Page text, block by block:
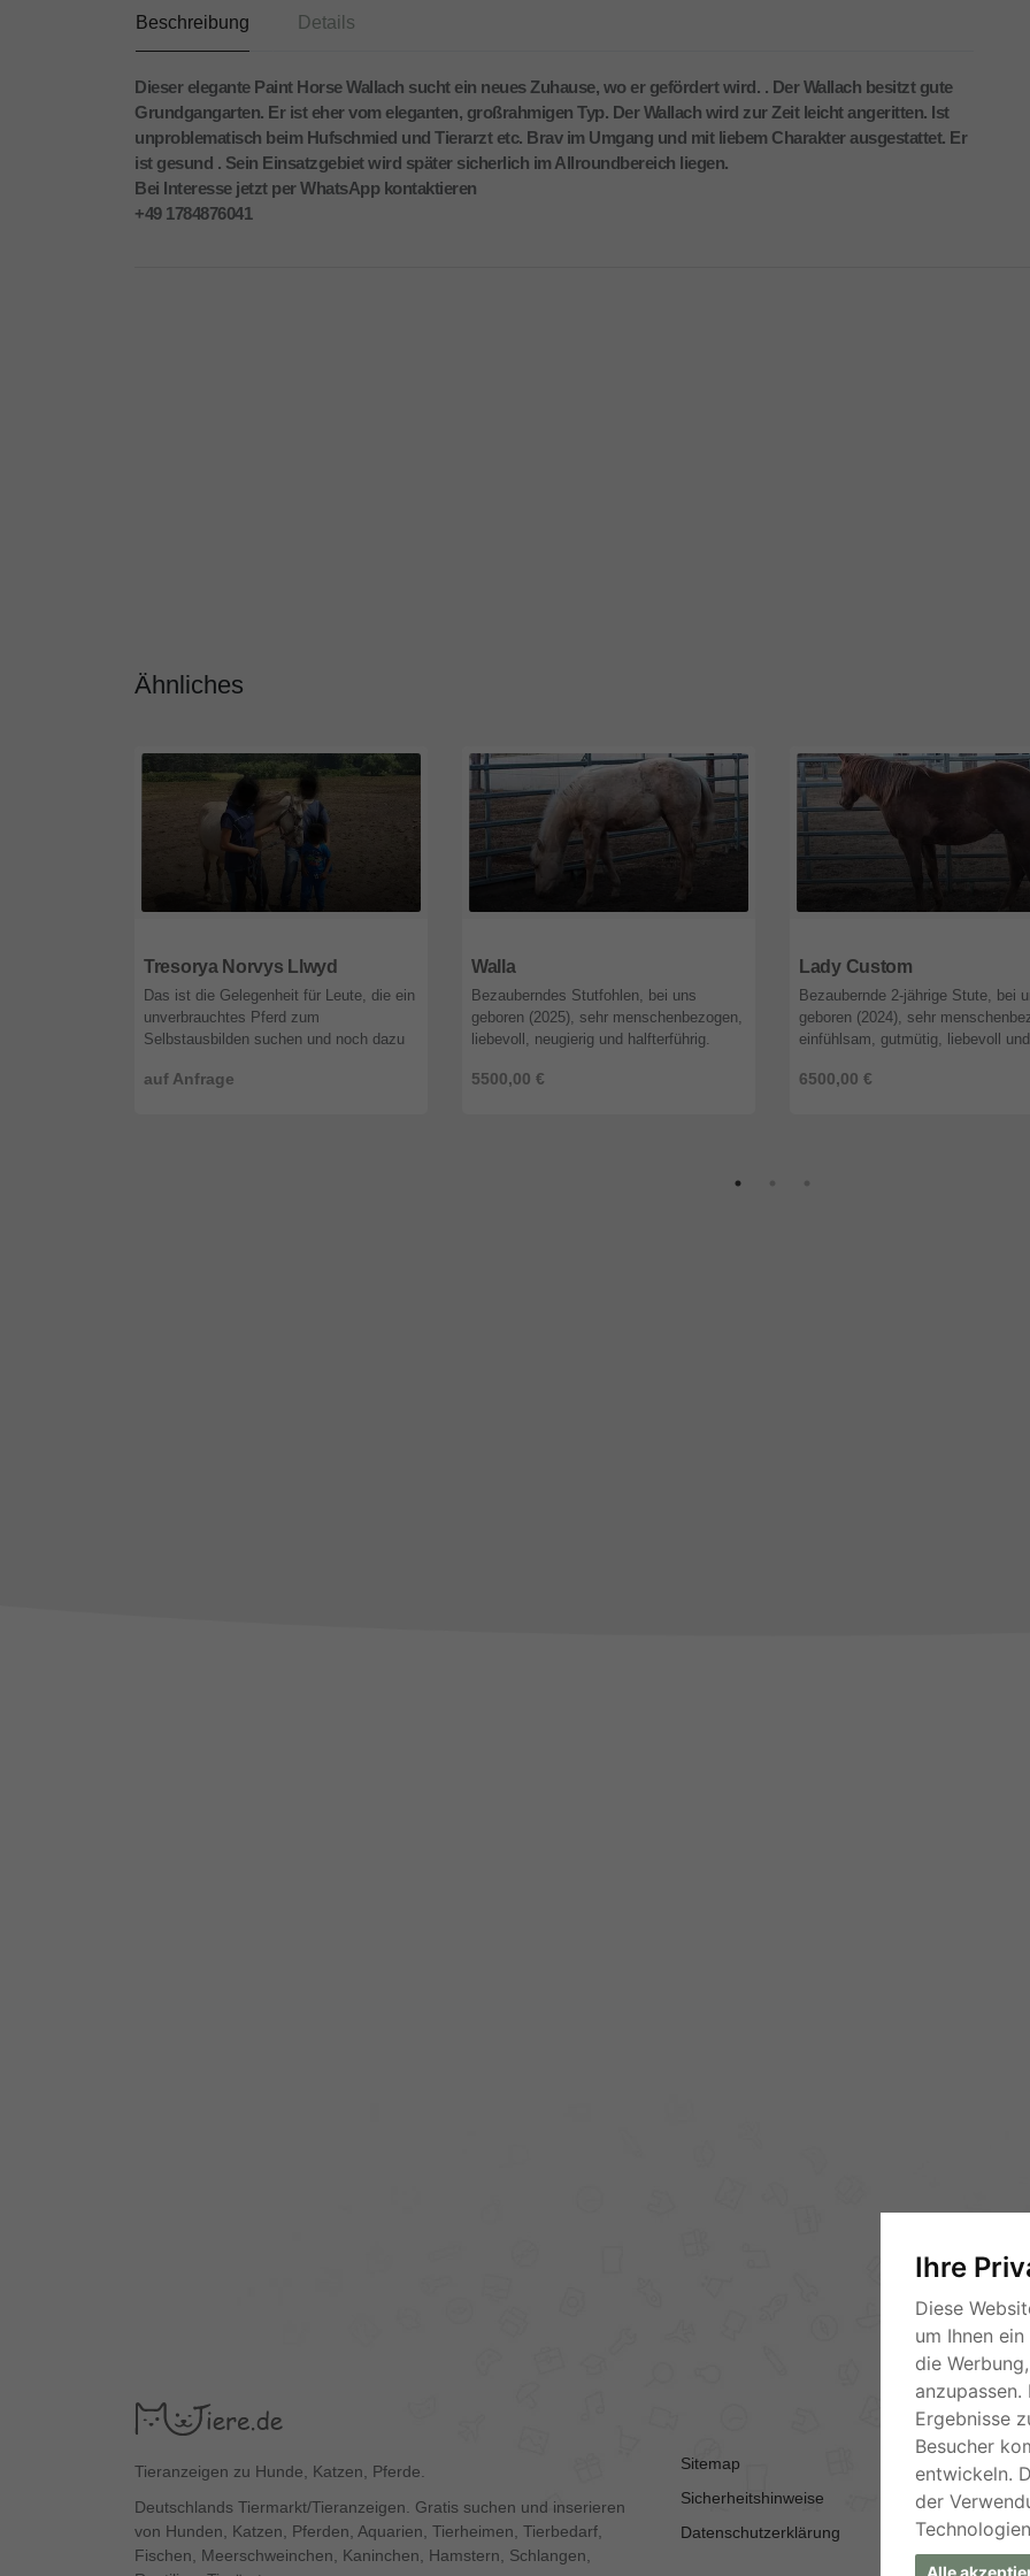
Ihre
Diese
um Ihnen
die
Ergebnisse
Besucher
entwickeln.
der
Alle
Beschreibung Details
Dieser elegante Paint Horse Wallach sucht ein neues Zuhause, wo er gefördert wird. . Der Wallach besitzt gute
Grundgangarten. Er ist eher vom eleganten, großrahmigen Typ. Der Wallach wird zur Zeit leicht angeritten. Ist
unproblematisch beim Hufschmied und Tierarzt etc. Brav im Umgang und mit liebem Charakter ausgestattet. Er
ist gesund . Sein Einsatzgebiet wird später sicherlich im Allroundbereich liegen.
Bei Interesse jetzt per WhatsApp kontaktieren
+49 1784876041
Ähnliches
Tresorya Norvys Llwyd
auf Anfrage
Das ist die Gelegenheit für Leute, die ein
unverbrauchtes Pferd zum
Selbstausbilden suchen und noch dazu
mich von meinem Pferd zu trennen ...
Walla
5500,00 €
Bezauberndes Stutfohlen, bei uns
geboren (2025), sehr menschenbezogen,
liebevoll, neugierig und halfterführig.
und artgerechte Haltung sind selbst ...
Lady Custom
6500,00 €
Bezaubernde 2-jährige Stute, bei
geboren (2024), sehr
einfühlsam, gutmütig, liebevoll und
Entwurmung, Grundimpfung und ar
Tieranzeigen zu Hunde, Katzen, Pferde.
Deutschlands Tiermarkt/Tieranzeigen. Gratis suchen und inserieren
von Hunden, Katzen, Pferden, Aquarien, Tierheimen, Tierbedarf,
Fischen, Meerschweinchen, Kaninchen, Hamstern, Schlangen,
Sitemap
Sicherheitshinweise
Datenschutzerklärung
AGB
Kontakt
Impressum